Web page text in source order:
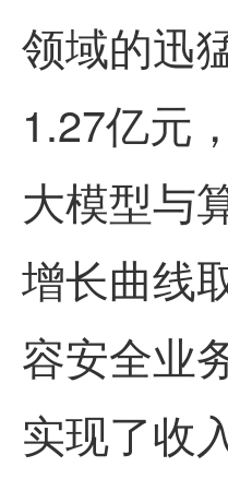
领域的迅
1.27亿元
大模型与
增长曲线
容安全业
实现了收